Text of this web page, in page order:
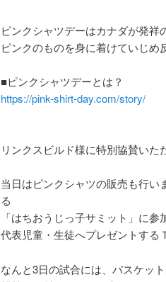
ピンクシャツデーはカナダが発祥
ピンクのものを身に着けていじめ
■ピンクシャツデーとは？
https://pink-shirt-day.com/story/
リンクスビルド様に特別協賛いた
当日はピンクシャツの販売も行
る
「はちおうじっ子サミット」に
代表児童・生徒へプレゼントす
なんと3日の試合には、バスケッ